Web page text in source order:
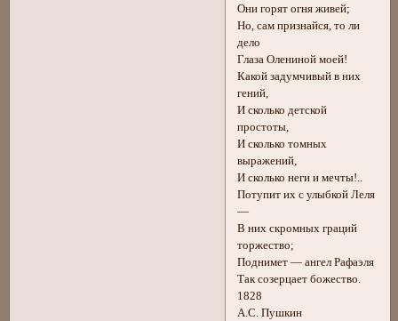
Они горят огня живей;
Но, сам признайся, то ли
дело
Глаза Олениной моей!
Какой задумчивый в них
гений,
И сколько детской
простоты,
И сколько томных
выражений,
И сколько неги и мечты!..
Потупит их с улыбкой Леля
—
В них скромных граций
торжество;
Поднимет — ангел Рафаэля
Так созерцает божество.
1828
А.С. Пушкин